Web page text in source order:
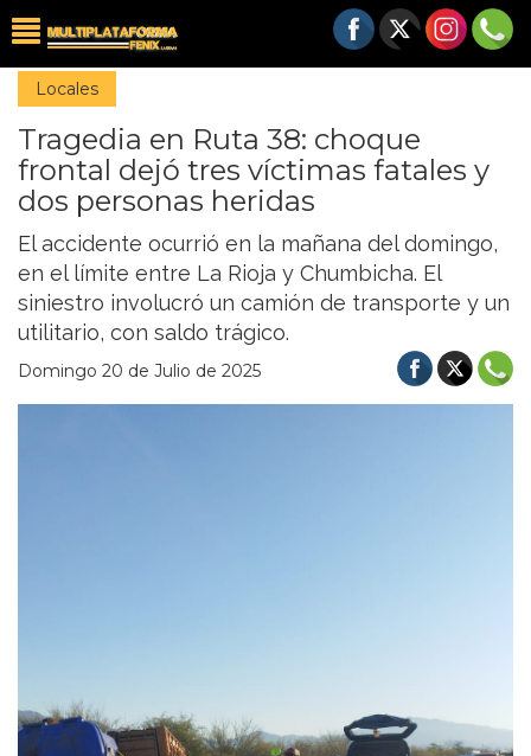
Locales
Tragedia en Ruta 38: choque
frontal dejó tres víctimas fatales y
dos personas heridas
El accidente ocurrió en la mañana del domingo,
en el límite entre La Rioja y Chumbicha. El
siniestro involucró un camión de transporte y un
utilitario, con saldo trágico.
Domingo 20 de Julio de 2025